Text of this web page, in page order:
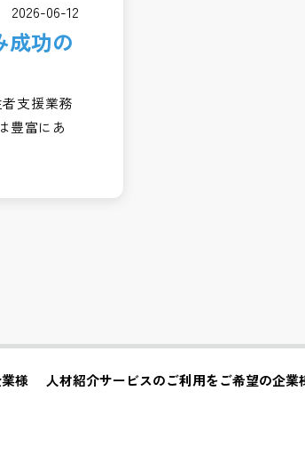
2026-06-12
成功の
支援業務
豊富にあ
様 人材紹介サービスのご利用をご希望の企業